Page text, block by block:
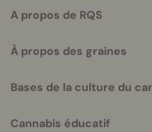
A propos de RQS
À propos des graines
Bases de la culture du
Cannabis éducatif